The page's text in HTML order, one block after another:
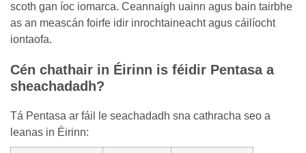
scoth gan íoc iomarca. Ceannaigh uainn agus bain tairbhe
as an meascán foirfe idir inrochtaineacht agus cáilíocht
iontaofa.
Cén chathair in Éirinn is féidir Pentasa a
sheachadadh?
Tá Pentasa ar fáil le seachadadh sna cathracha seo a
leanas in Éirinn: